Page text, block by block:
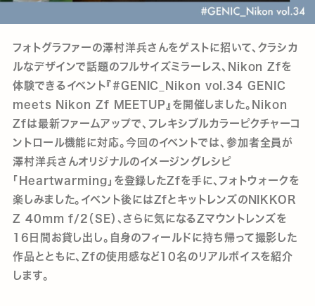
フォトグラファーの澤村洋兵さんをゲストに招いて、クラシカ
ルなデザインで話題のフルサイズミラーレス、Nikon Zfを
体験できるイベント『#GENIC_Nikon vol.34 GENIC
meets Nikon Zf MEETUP』を開催しました。Nikon
Zfは最新ファームアップで、フレキシブルカラーピクチャーコ
ントロール機能に対応。今回のイベントでは、参加者全員が
澤村洋兵さんオリジナルのイメージングレシピ
「Heartwarming」を登録したZfを手に、フォトウォークを
楽しみました。イベント後にはZfとキットレンズのNIKKOR
Z 40mm f/2（SE）、さらに気になるZマウントレンズを
16日間お貸し出し。自身のフィールドに持ち帰って撮影した
作品とともに、Zfの使用感など10名のリアルボイスを紹介
します。